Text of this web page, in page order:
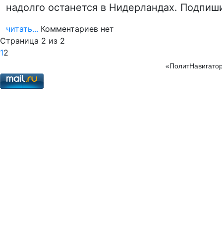
надолго останется в Нидерландах.
читать... Комментариев нет
Страница 2 из 2
12